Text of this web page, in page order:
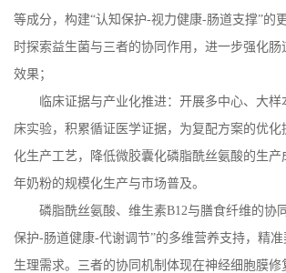
等成分，构建“认知保护-视力健康-肠道支撑”的
时探索益生菌与三者的协同作用，进一步强化肠
效果；
临床证据与产业化推进：开展多中心、大
床实验，积累循证医学证据，为复配方案的优
化生产工艺，降低微胶囊化磷脂酰丝氨酸的生产
年奶粉的规模化生产与市场普及。
磷脂酰丝氨酸、维生素B12与膳食纤维的协
保护-肠道健康-代谢调节”的多维营养支持，精
生理需求。三者的协同机制体现在神经细胞膜